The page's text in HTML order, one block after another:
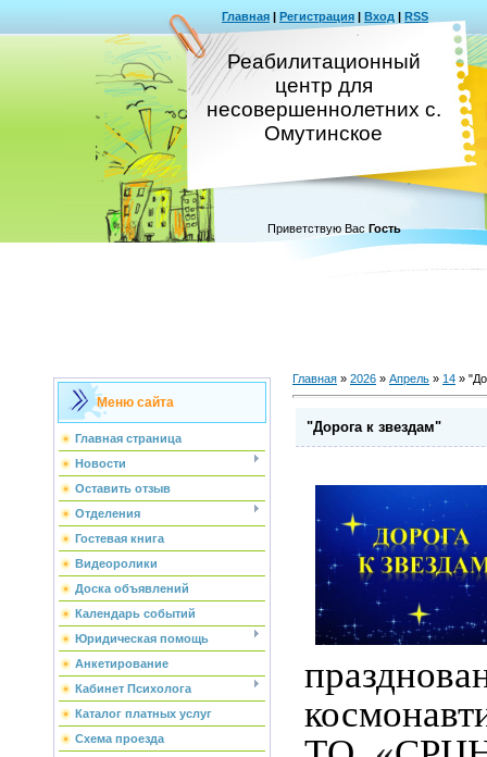
Главная | Регистрация | Вход | RSS
Реабилитационный
центр для
несовершеннолетних с.
Омутинское
Приветствую Вас Гость
Меню сайта
Главная страница
Новости
Оставить отзыв
Отделения
Гостевая книга
Видеоролики
Доска объявлений
Календарь событий
Юридическая помощь
Анкетирование
Кабинет Психолога
Каталог платных услуг
Схема проезда
Главная » 2026 » Апрель » 14 »
"Дорога к звездам"